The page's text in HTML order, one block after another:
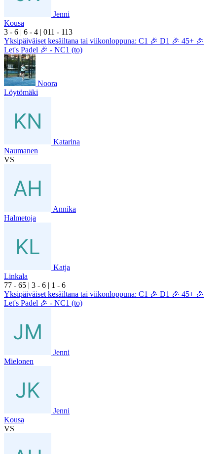
Jenni
Kousa
3 - 6 | 6 - 4 | 011 - 113
Yksipäiväiset kesäiltana tai viikonloppuna: C1 🎉 D1 🎉 45+ 🎉
Let's Padel 🎉 - NC1 (to)
Noora
Löytömäki
Katarina
Naumanen
VS
Annika
Halmetoja
Katja
Linkala
77 - 65 | 3 - 6 | 1 - 6
Yksipäiväiset kesäiltana tai viikonloppuna: C1 🎉 D1 🎉 45+ 🎉
Let's Padel 🎉 - NC1 (to)
Jenni
Mielonen
Jenni
Kousa
VS